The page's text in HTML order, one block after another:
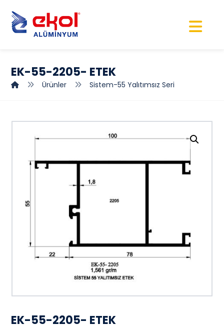
EK-55-2205- ETEK
Ürünler Sistem-55 Yalıtımsız Seri
Resmi büyüt
EK-55-2205- ETEK